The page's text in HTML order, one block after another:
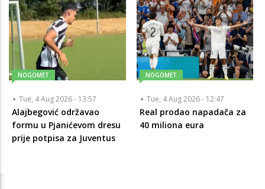
NOGOMET
Tue, 4 Aug 2026 - 13:57
Alajbegović održavao
formu u Pjanićevom dresu
prije potpisa za Juventus
NOGOMET
Tue, 4 Aug 2026 - 12:47
Real prodao napadača za
40 miliona eura